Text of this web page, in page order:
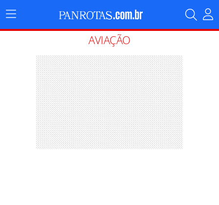
Menu
Principal
AVIAÇÃO